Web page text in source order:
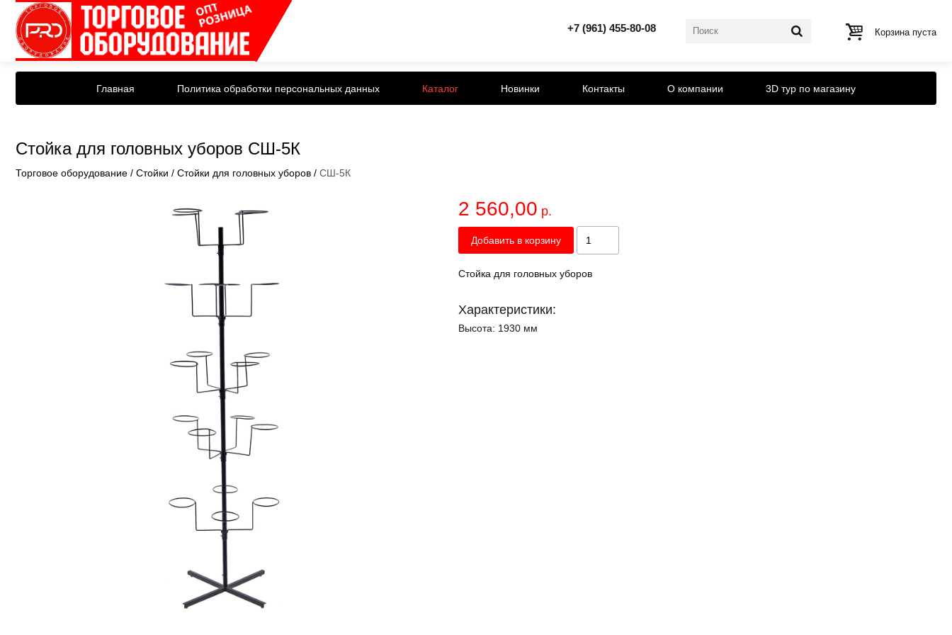
Корзина пуста
+7 (961) 455-80-08
Главная Политика обработки персональных данных Каталог Новинки Контакты О компании 3D тур по магазину
Стойка для головных уборов СШ-5К
Торговое оборудование / Стойки / Стойки для головных уборов / СШ-5К
2 560,00 р.
Добавить в корзину
Стойка для головных уборов
Характеристики:
Высота: 1930 мм